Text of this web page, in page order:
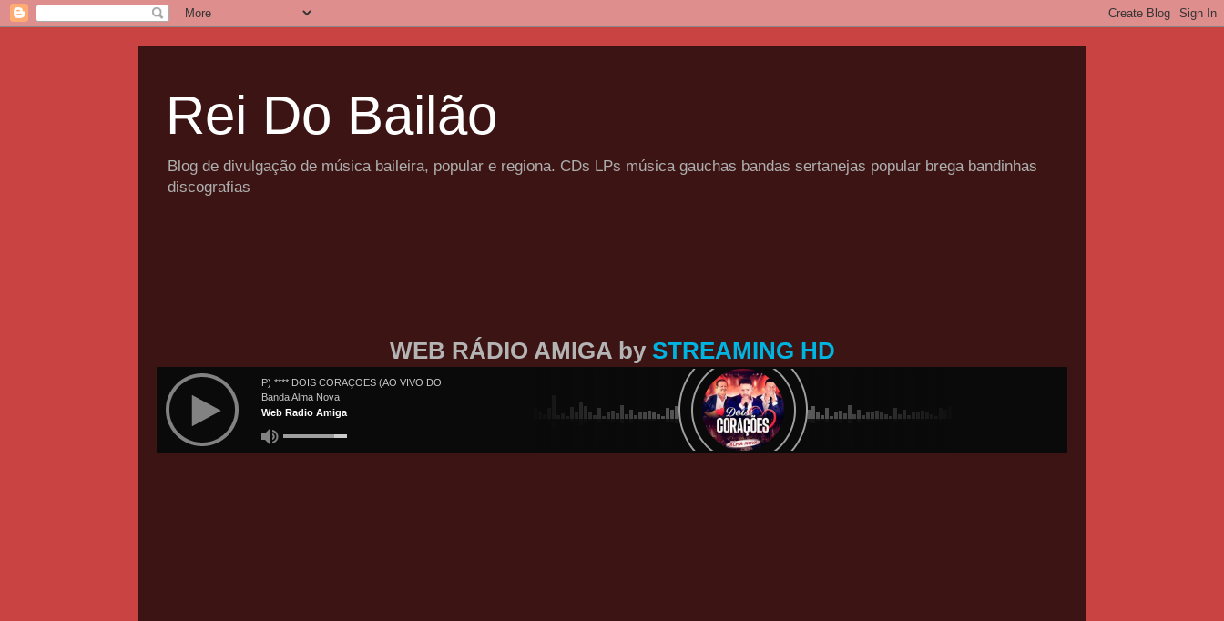
Rei Do Bailão
Blog de divulgação de música baileira, popular e regiona. CDs LPs música gauchas bandas sertanejas popular brega bandinhas
discografias
WEB RÁDIO AMIGA by STREAMING HD